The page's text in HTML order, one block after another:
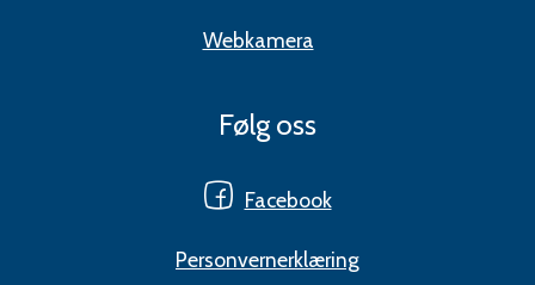
Webkamera
Følg oss
Facebook
Personvernerklæring